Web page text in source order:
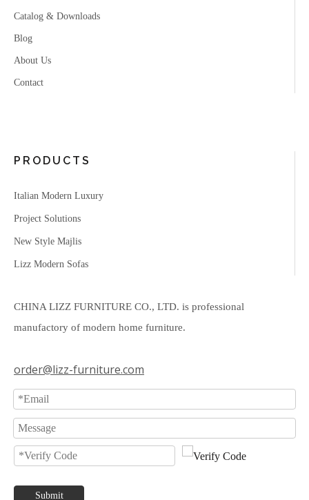
Catalog & Downloads
Blog
About Us
Contact
PRODUCTS
Italian Modern Luxury
Project Solutions
New Style Majlis
Lizz Modern Sofas
CHINA LIZZ FURNITURE CO., LTD. is professional
manufactory of modern home furniture.
order@lizz-furniture.com
Submit